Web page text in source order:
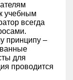
учебным
всегда
принципу –
для
проводится